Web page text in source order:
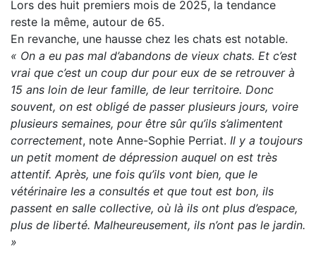
Lors des huit premiers mois de 2025, la tendance
reste la même, autour de 65.
En revanche, une hausse chez les chats est notable.
« On a eu pas mal d’abandons de vieux chats. Et c’est
vrai que c’est un coup dur pour eux de se retrouver à
15 ans loin de leur famille, de leur territoire. Donc
souvent, on est obligé de passer plusieurs jours, voire
plusieurs semaines, pour être sûr qu’ils s’alimentent
correctement, note Anne-Sophie Perriat. Il y a toujours
un petit moment de dépression auquel on est très
attentif. Après, une fois qu’ils vont bien, que le
vétérinaire les a consultés et que tout est bon, ils
passent en salle collective, où là ils ont plus d’espace,
plus de liberté. Malheureusement, ils n’ont pas le jardin.
»